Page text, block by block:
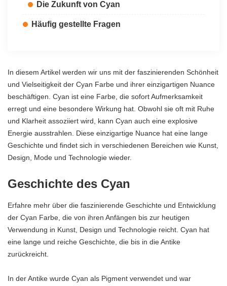
Die Zukunft von Cyan
Häufig gestellte Fragen
In diesem Artikel werden wir uns mit der faszinierenden Schönheit
und Vielseitigkeit der Cyan Farbe und ihrer einzigartigen Nuance
beschäftigen. Cyan ist eine Farbe, die sofort Aufmerksamkeit
erregt und eine besondere Wirkung hat. Obwohl sie oft mit Ruhe
und Klarheit assoziiert wird, kann Cyan auch eine explosive
Energie ausstrahlen. Diese einzigartige Nuance hat eine lange
Geschichte und findet sich in verschiedenen Bereichen wie Kunst,
Design, Mode und Technologie wieder.
Geschichte des Cyan
Erfahre mehr über die faszinierende Geschichte und Entwicklung
der Cyan Farbe, die von ihren Anfängen bis zur heutigen
Verwendung in Kunst, Design und Technologie reicht. Cyan hat
eine lange und reiche Geschichte, die bis in die Antike
zurückreicht.
In der Antike wurde Cyan als Pigment verwendet und war